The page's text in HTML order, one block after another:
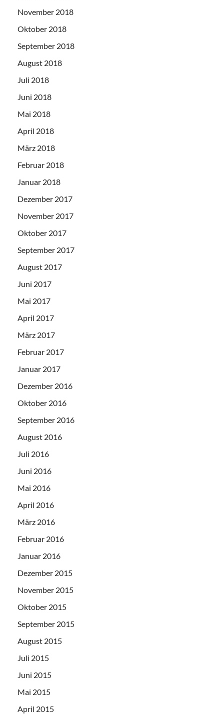
November 2018
Oktober 2018
September 2018
August 2018
Juli 2018
Juni 2018
Mai 2018
April 2018
März 2018
Februar 2018
Januar 2018
Dezember 2017
November 2017
Oktober 2017
September 2017
August 2017
Juni 2017
Mai 2017
April 2017
März 2017
Februar 2017
Januar 2017
Dezember 2016
Oktober 2016
September 2016
August 2016
Juli 2016
Juni 2016
Mai 2016
April 2016
März 2016
Februar 2016
Januar 2016
Dezember 2015
November 2015
Oktober 2015
September 2015
August 2015
Juli 2015
Juni 2015
Mai 2015
April 2015